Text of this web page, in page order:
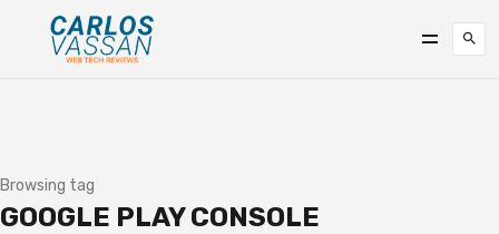
Browsing tag
GOOGLE PLAY CONSOLE